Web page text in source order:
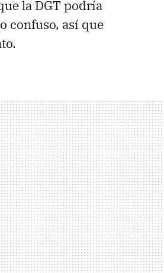
la DGT podría
confuso, así que